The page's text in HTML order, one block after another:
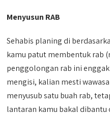
Menyusun RAB
Sehabis planing di
kamu patut membentuk rab
penggolongan rab ini
mengisi, kalian mesti
menyusub satu buah rab,
lantaran kamu bakal